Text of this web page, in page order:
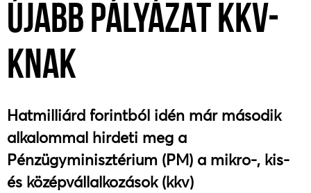
ÚJABB PÁLYÁZAT KKV-
KNAK
Hatmilliárd forintból idén már második
alkalommal hirdeti meg a
Pénzügyminisztérium (PM) a mikro-, kis-
és középvállalkozások (kkv)